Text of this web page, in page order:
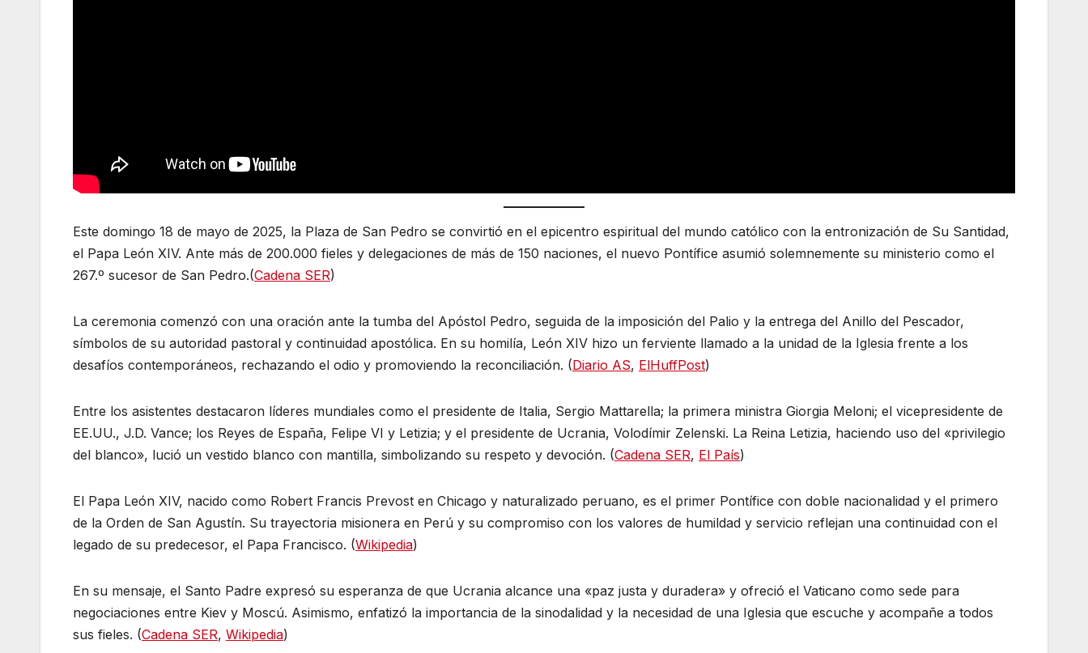
Este domingo 18 de mayo de 2025, la Plaza de San Pedro se convirtió en el epicentro espiritual del mundo católico con la entronización de Su Santidad,
el Papa León XIV. Ante más de 200.000 fieles y delegaciones de más de 150 naciones, el nuevo Pontífice asumió solemnemente su ministerio como el
267.º sucesor de San Pedro.(Cadena SER)
La ceremonia comenzó con una oración ante la tumba del Apóstol Pedro, seguida de la imposición del Palio y la entrega del Anillo del Pescador,
símbolos de su autoridad pastoral y continuidad apostólica. En su homilía, León XIV hizo un ferviente llamado a la unidad de la Iglesia frente a los
desafíos contemporáneos, rechazando el odio y promoviendo la reconciliación. (Diario AS, ElHuffPost)
Entre los asistentes destacaron líderes mundiales como el presidente de Italia, Sergio Mattarella; la primera ministra Giorgia Meloni; el vicepresidente de
EE.UU., J.D. Vance; los Reyes de España, Felipe VI y Letizia; y el presidente de Ucrania, Volodímir Zelenski. La Reina Letizia, haciendo uso del «privilegio
del blanco», lució un vestido blanco con mantilla, simbolizando su respeto y devoción. (Cadena SER, El País)
El Papa León XIV, nacido como Robert Francis Prevost en Chicago y naturalizado peruano, es el primer Pontífice con doble nacionalidad y el primero
de la Orden de San Agustín. Su trayectoria misionera en Perú y su compromiso con los valores de humildad y servicio reflejan una continuidad con el
legado de su predecesor, el Papa Francisco. (Wikipedia)
En su mensaje, el Santo Padre expresó su esperanza de que Ucrania alcance una «paz justa y duradera» y ofreció el Vaticano como sede para
negociaciones entre Kiev y Moscú. Asimismo, enfatizó la importancia de la sinodalidad y la necesidad de una Iglesia que escuche y acompañe a todos
sus fieles. (Cadena SER, Wikipedia)